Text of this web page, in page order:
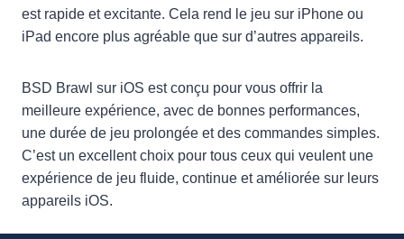
est rapide et excitante. Cela rend le jeu sur iPhone ou
iPad encore plus agréable que sur d’autres appareils.
BSD Brawl sur iOS est conçu pour vous offrir la
meilleure expérience, avec de bonnes performances,
une durée de jeu prolongée et des commandes simples.
C’est un excellent choix pour tous ceux qui veulent une
expérience de jeu fluide, continue et améliorée sur leurs
appareils iOS.